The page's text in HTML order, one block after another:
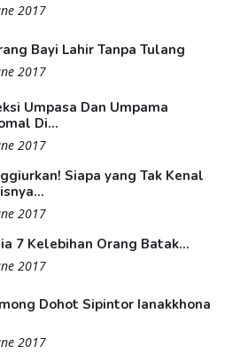
2017
Bayi Lahir Tanpa Tulang
2017
Umpasa Dan Umpama
Di...
2017
Siapa yang Tak Kenal
2017
7 Kelebihan Orang Batak...
2017
Dohot Sipintor Ianakkhona
2017